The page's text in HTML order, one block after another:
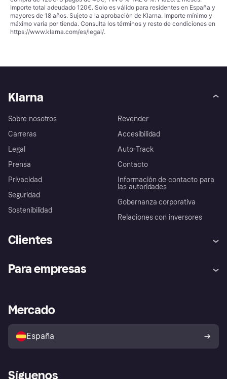
Importe total adeudado 120€. Solo es válido para residentes en España y
mayores de 18 años. Sujeto a la aprobación de Klarna. Importe mínimo y
máximo varía por tienda. Consulta los términos y resto de condiciones en
https://www.klarna.com/es/legal/.
Klarna
Sobre nosotros
Carreras
Legal
Prensa
Privacidad
Seguridad
Sostenibilidad
Revender
Accesibilidad
Auto-Track
Contacto
Información de contacto para
las autoridades
Gobernanza corporativa
Relaciones con inversores
Clientes
Inicio de sesión
Directorio de tiendas
Política de protección al
comprador de Klarna
Reclamaciones
Para empresas
Acceso empresas
Mercado
España
Síguenos